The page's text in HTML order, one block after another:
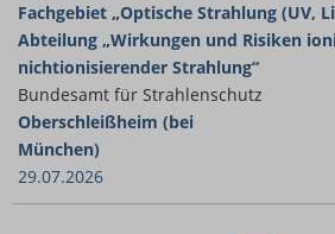
Fachgebiet „Optische Strahlung (UV,
Abteilung „Wirkungen und Risiken
nichtionisierender Strahlung“
Bundesamt für Strahlenschutz
Oberschleißheim (bei
München)
29.07.2026